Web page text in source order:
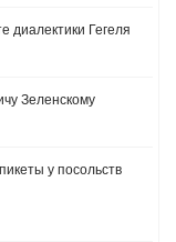
диалектики Гегеля
Зеленскому
у посольств